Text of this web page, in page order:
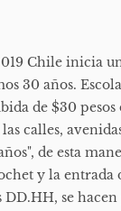
Chile inicia
30 años.
de $30
calles,
de esta
y la
se